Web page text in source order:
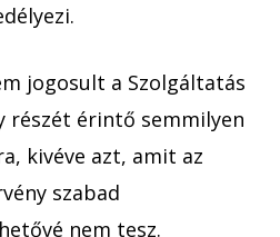
jogosult a Szolgáltatás
részét érintő semmilyen
kivéve azt, amit az
szabad
nem tesz.